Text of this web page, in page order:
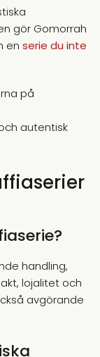
gör Gomorrah
enserie du inte
på
autentisk
handling,
lojalitet och
avgörande